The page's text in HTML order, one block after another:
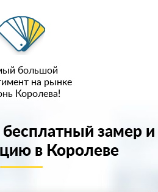
большой
на рынке
Королева!
замер и
в Королеве